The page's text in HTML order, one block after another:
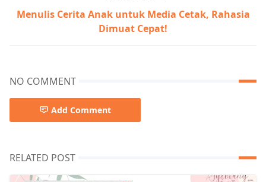
Menulis Cerita Anak untuk Media Cetak, Rahasia
Dimuat Cepat!
NO COMMENT
Add Comment
RELATED POST